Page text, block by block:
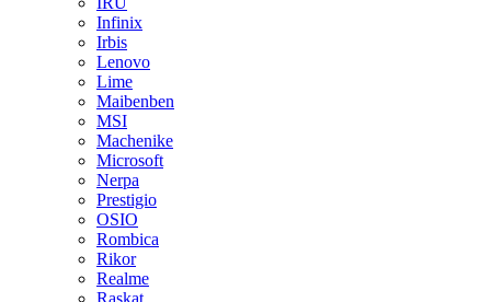
Infinix
Irbis
Lenovo
Lime
Maibenben
MSI
Machenike
Microsoft
Nerpa
Prestigio
OSIO
Rombica
Rikor
Realme